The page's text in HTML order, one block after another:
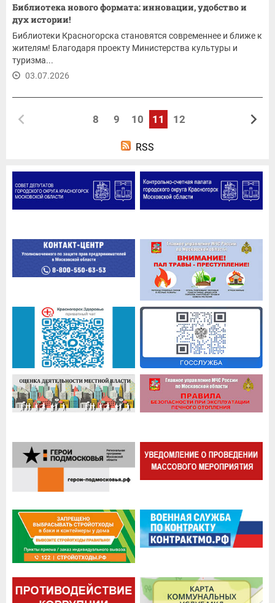
Библиотека нового формата: инновации, удобство и
дух истории!
Библиотеки Красногорска становятся современнее и ближе к
жителям! Благодаря проекту Министерства культуры и
туризма...
03.07.2026
8 9 10 11 12
RSS